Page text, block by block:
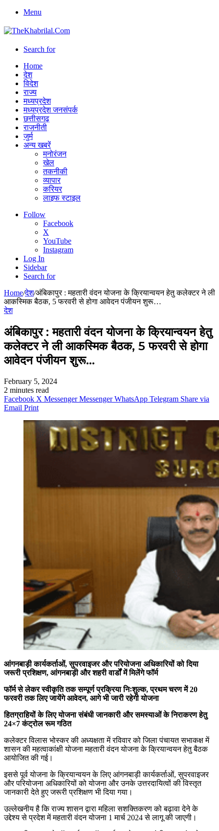
Menu
Search for
Home
देश
विदेश
राज्य
मध्यप्रदेश
मध्यप्रदेश जनसंपर्क
छत्तीसगढ़
राजनीती
जुर्म
अन्य खबरें
मनोरंजन
खेल
तकनीकी
व्यापार
करियर
लाइफ स्टाइल
Follow
Facebook
X
YouTube
Instagram
Log In
Sidebar
Search for
Home/देश/अंबिकापुर : महतारी वंदन योजना के क्रियान्वयन हेतु कलेक्टर ने ली
आकस्मिक बैठक, 5 फरवरी से होगा आवेदन पंजीयन शुरू…
देश
अंबिकापुर : महतारी वंदन योजना के क्रियान्वयन हेतु
कलेक्टर ने ली आकस्मिक बैठक, 5 फरवरी से होगा
आवेदन पंजीयन शुरू…
February 5, 2024
2 minutes read
Facebook X Messenger Messenger WhatsApp Telegram Share via
Email Print
आंगनबाड़ी कार्यकर्ताओं, सुपरवाइजर और परियोजना अधिकारियों को दिया
जरूरी प्रशिक्षण, आंगनबाड़ी और शहरी वार्डों में मिलेंगे फॉर्म
फॉर्म से लेकर स्वीकृति तक सम्पूर्ण प्रक्रिया निःशुल्क, प्रथम चरण में 20
फरवरी तक लिए जायेंगे आवेदन, आगे भी जारी रहेगी योजना
हितग्राहियों के लिए योजना संबंधी जानकारी और समस्याओं के निराकरण हेतु
24×7 कंट्रोल रूम गठित
कलेक्टर विलास भोस्कर की अध्यक्षता में रविवार को जिला पंचायत सभाकक्ष में
शासन की महत्वाकांक्षी योजना महतारी वंदन योजना के क्रियान्वयन हेतु बैठक
आयोजित की गई।
इससे पूर्व योजना के क्रियान्वयन के लिए आंगनबाड़ी कार्यकर्ताओं, सुपरवाइजर
और परियोजना अधिकारियों को योजना और उनके उत्तरदायित्वों की विस्तृत
जानकारी देते हुए जरूरी प्रशिक्षण भी दिया गया।
उल्लेखनीय है कि राज्य शासन द्वारा महिला सशक्तिकरण को बढ़ावा देने के
उद्देश्य से प्रदेश में महतारी वंदन योजना 1 मार्च 2024 से लागू की जाएगी।